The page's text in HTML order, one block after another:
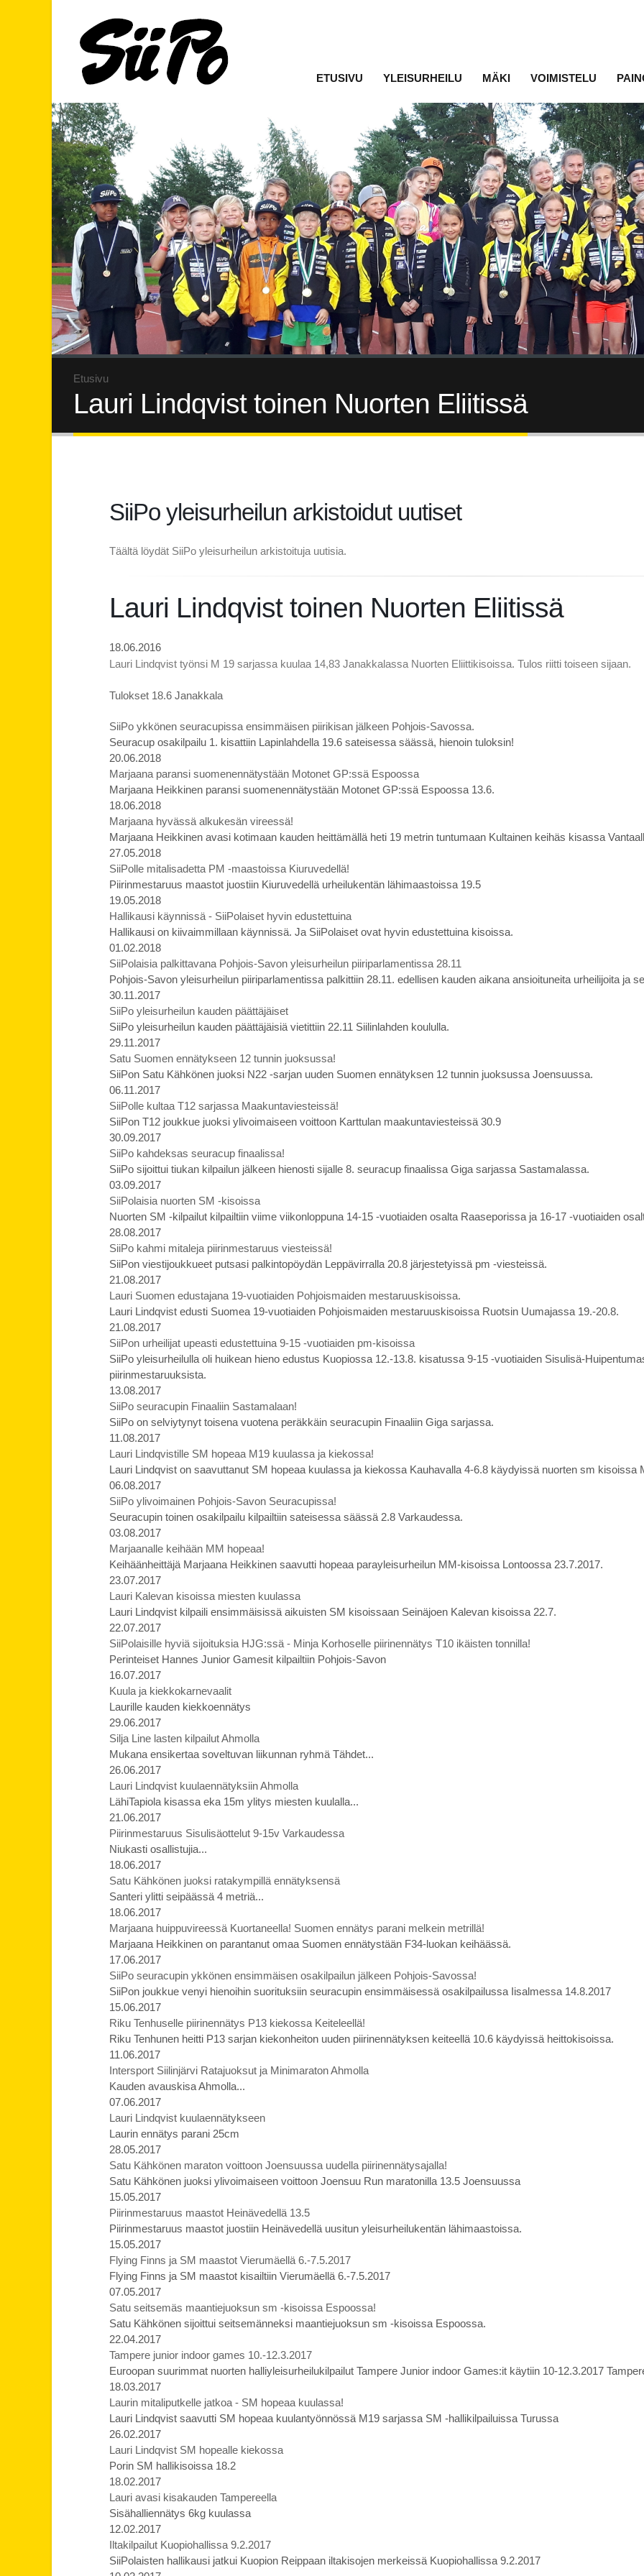
ETUSIVU YLEISURHEILU MÄKI VOIMISTELU
Etusivu
Lauri Lindqvist toinen Nuorten Eliitissä
SiiPo yleisurheilun arkistoidut uutiset
Täältä löydät SiiPo yleisurheilun arkistoituja uutisia.
Lauri Lindqvist toinen Nuorten Eliitissä
18.06.2016
Lauri Lindqvist työnsi M 19 sarjassa kuulaa 14,83 Janakkalassa Nuorten Eliittikisoissa. Tulos riitti toiseen sijaan.
Tulokset 18.6 Janakkala
SiiPo ykkönen seuracupissa ensimmäisen piirikisan jälkeen Pohjois-Savossa.
Seuracup osakilpailu 1. kisattiin Lapinlahdella 19.6 sateisessa säässä, hienoin tuloksin!
20.06.2018
Marjaana paransi suomenennätystään Motonet GP:ssä Espoossa
Marjaana Heikkinen paransi suomenennätystään Motonet GP:ssä Espoossa 13.6.
18.06.2018
Marjaana hyvässä alkukesän vireessä!
Marjaana Heikkinen avasi kotimaan kauden heittämällä heti 19 metrin tuntumaan Kultainen keihäs kisassa
27.05.2018
SiiPolle mitalisadetta PM -maastoissa Kiuruvedellä!
Piirinmestaruus maastot juostiin Kiuruvedellä urheilukentän lähimaastoissa 19.5
19.05.2018
Hallikausi käynnissä - SiiPolaiset hyvin edustettuina
Hallikausi on kiivaimmillaan käynnissä. Ja SiiPolaiset ovat hyvin edustettuina kisoissa.
01.02.2018
SiiPolaisia palkittavana Pohjois-Savon yleisurheilun piiriparlamentissa 28.11
Pohjois-Savon yleisurheilun piiriparlamentissa palkittiin 28.11. edellisen kauden aikana ansioituneita urheilijoita ja
30.11.2017
SiiPo yleisurheilun kauden päättäjäiset
SiiPo yleisurheilun kauden päättäjäisiä vietittiin 22.11 Siilinlahden koululla.
29.11.2017
Satu Suomen ennätykseen 12 tunnin juoksussa!
SiiPon Satu Kähkönen juoksi N22 -sarjan uuden Suomen ennätyksen 12 tunnin juoksussa Joensuussa.
06.11.2017
SiiPolle kultaa T12 sarjassa Maakuntaviesteissä!
SiiPon T12 joukkue juoksi ylivoimaiseen voittoon Karttulan maakuntaviesteissä 30.9
30.09.2017
SiiPo kahdeksas seuracup finaalissa!
SiiPo sijoittui tiukan kilpailun jälkeen hienosti sijalle 8. seuracup finaalissa Giga sarjassa Sastamalassa.
03.09.2017
SiiPolaisia nuorten SM -kisoissa
Nuorten SM -kilpailut kilpailtiin viime viikonloppuna 14-15 -vuotiaiden osalta Raaseporissa ja 16-17 -vuotiaiden
28.08.2017
SiiPo kahmi mitaleja piirinmestaruus viesteissä!
SiiPon viestijoukkueet putsasi palkintopöydän Leppävirralla 20.8 järjestetyissä pm -viesteissä.
21.08.2017
Lauri Suomen edustajana 19-vuotiaiden Pohjoismaiden mestaruuskisoissa.
Lauri Lindqvist edusti Suomea 19-vuotiaiden Pohjoismaiden mestaruuskisoissa Ruotsin Uumajassa 19.-20.8.
21.08.2017
SiiPon urheilijat upeasti edustettuina 9-15 -vuotiaiden pm-kisoissa
SiiPo yleisurheilulla oli huikean hieno edustus Kuopiossa 12.-13.8. kisatussa 9-15 -vuotiaiden Sisulisä-
piirinmestaruuksista.
13.08.2017
SiiPo seuracupin Finaaliin Sastamalaan!
SiiPo on selviytynyt toisena vuotena peräkkäin seuracupin Finaaliin Giga sarjassa.
11.08.2017
Lauri Lindqvistille SM hopeaa M19 kuulassa ja kiekossa!
Lauri Lindqvist on saavuttanut SM hopeaa kuulassa ja kiekossa Kauhavalla 4-6.8 käydyissä nuorten sm kisoissa
06.08.2017
SiiPo ylivoimainen Pohjois-Savon Seuracupissa!
Seuracupin toinen osakilpailu kilpailtiin sateisessa säässä 2.8 Varkaudessa.
03.08.2017
Marjaanalle keihään MM hopeaa!
Keihäänheittäjä Marjaana Heikkinen saavutti hopeaa parayleisurheilun MM-kisoissa Lontoossa 23.7.2017.
23.07.2017
Lauri Kalevan kisoissa miesten kuulassa
Lauri Lindqvist kilpaili ensimmäisissä aikuisten SM kisoissaan Seinäjoen Kalevan kisoissa 22.7.
22.07.2017
SiiPolaisille hyviä sijoituksia HJG:ssä - Minja Korhoselle piirinennätys T10 ikäisten tonnilla!
Perinteiset Hannes Junior Gamesit kilpailtiin Pohjois-Savon
16.07.2017
Kuula ja kiekkokarnevaalit
Laurille kauden kiekkoennätys
29.06.2017
Silja Line lasten kilpailut Ahmolla
Mukana ensikertaa soveltuvan liikunnan ryhmä Tähdet...
26.06.2017
Lauri Lindqvist kuulaennätyksiin Ahmolla
LähiTapiola kisassa eka 15m ylitys miesten kuulalla...
21.06.2017
Piirinmestaruus Sisulisäottelut 9-15v Varkaudessa
Niukasti osallistujia...
18.06.2017
Satu Kähkönen juoksi ratakympillä ennätyksensä
Santeri ylitti seipäässä 4 metriä...
18.06.2017
Marjaana huippuvireessä Kuortaneella! Suomen ennätys parani melkein metrillä!
Marjaana Heikkinen on parantanut omaa Suomen ennätystään F34-luokan keihäässä.
17.06.2017
SiiPo seuracupin ykkönen ensimmäisen osakilpailun jälkeen Pohjois-Savossa!
SiiPon joukkue venyi hienoihin suorituksiin seuracupin ensimmäisessä osakilpailussa Iisalmessa 14.8.2017
15.06.2017
Riku Tenhuselle piirinennätys P13 kiekossa Keiteleellä!
Riku Tenhunen heitti P13 sarjan kiekonheiton uuden piirinennätyksen keiteellä 10.6 käydyissä heittokisoissa.
11.06.2017
Intersport Siilinjärvi Ratajuoksut ja Minimaraton Ahmolla
Kauden avauskisa Ahmolla...
07.06.2017
Lauri Lindqvist kuulaennätykseen
Laurin ennätys parani 25cm
28.05.2017
Satu Kähkönen maraton voittoon Joensuussa uudella piirinennätysajalla!
Satu Kähkönen juoksi ylivoimaiseen voittoon Joensuu Run maratonilla 13.5 Joensuussa
15.05.2017
Piirinmestaruus maastot Heinävedellä 13.5
Piirinmestaruus maastot juostiin Heinävedellä uusitun yleisurheilukentän lähimaastoissa.
15.05.2017
Flying Finns ja SM maastot Vierumäellä 6.-7.5.2017
Flying Finns ja SM maastot kisailtiin Vierumäellä 6.-7.5.2017
07.05.2017
Satu seitsemäs maantiejuoksun sm -kisoissa Espoossa!
Satu Kähkönen sijoittui seitsemänneksi maantiejuoksun sm -kisoissa Espoossa.
22.04.2017
Tampere junior indoor games 10.-12.3.2017
Euroopan suurimmat nuorten halliyleisurheilukilpailut Tampere Junior indoor Games:it käytiin 10-12.3.2017
18.03.2017
Laurin mitaliputkelle jatkoa - SM hopeaa kuulassa!
Lauri Lindqvist saavutti SM hopeaa kuulantyönnössä M19 sarjassa SM -hallikilpailuissa Turussa
26.02.2017
Lauri Lindqvist SM hopealle kiekossa
Porin SM hallikisoissa 18.2
18.02.2017
Lauri avasi kisakauden Tampereella
Sisähalliennätys 6kg kuulassa
12.02.2017
Iltakilpailut Kuopiohallissa 9.2.2017
SiiPolaisten hallikausi jatkui Kuopion Reippaan iltakisojen merkeissä Kuopiohallissa 9.2.2017